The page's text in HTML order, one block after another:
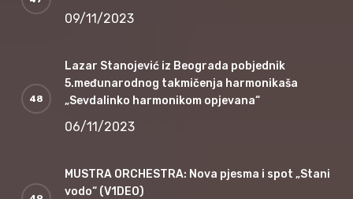
09/11/2023
Lazar Stanojević iz Beograda pobjednik
5.međunarodnog takmičenja harmonikaša
„Sevdalinko harmonikom opjevana“
06/11/2023
MUSTRA ORCHESTRA: Nova pjesma i spot „Stani
vodo“ (V1DEO)